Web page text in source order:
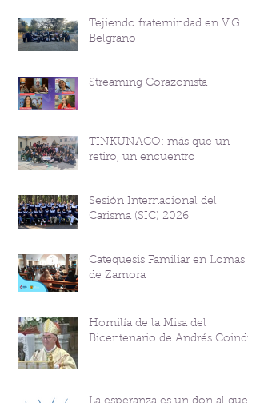
Tejiendo fraternindad en V.G.
Belgrano
Streaming Corazonista
TINKUNACO: más que un
retiro, un encuentro
Sesión Internacional del
Carisma (SIC) 2026
Catequesis Familiar en Lomas
de Zamora
Homilía de la Misa del
Bicentenario de Andrés Coindre